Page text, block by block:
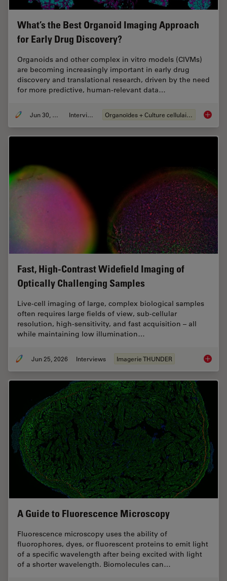
What’s the Best Organoid Imaging Approach
for Early Drug Discovery?
Organoids and other complex in vitro models (CIVMs)
are becoming increasingly important in early drug
discovery and translational research, driven by the need
for more predictive, human-relevant data…
Jun 30, 2026 Interviews Organoïdes + Culture cellulaire en 3D
Fast, High-Contrast Widefield Imaging of
Optically Challenging Samples
Live‑cell imaging of large, complex biological samples
often requires large fields of view, sub-cellular
resolution, high-sensitivity, and fast acquisition – all
while maintaining low illumination…
Jun 25, 2026 Interviews Imagerie THUNDER Fast,
A Guide to Fluorescence Microscopy
Fluorescence microscopy uses the ability of
fluorophores, dyes, or fluorescent proteins to emit light
of a specific wavelength after being excited with light
of a shorter wavelength. Biomolecules can…